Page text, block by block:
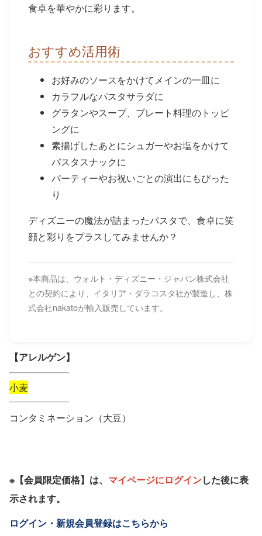
食卓を華やかに彩ります。
おすすめ活用術
お好みのソースをかけてメインの一皿に
カラフルなパスタサラダに
グラタンやスープ、プレート料理のトッピ
ングに
素揚げしたあとにシュガーやお塩をかけて
パスタスナックに
パーティーやお祝いごとの演出にもぴった
り
ディズニーの魔法が詰まったパスタで、食卓に笑
顔と彩りをプラスしてみませんか？
※本商品は、ウォルト・ディズニー・ジャパン株式会社
との契約により、イタリア・ダラコスタ社が製造し、株
式会社nakatoが輸入販売しています。
【アレルゲン】
小麦
コンタミネーション（大豆）
※【会員限定価格】は、 マイページにログインした後に表
示されます。
ログイン・新規会員登録はこちらから